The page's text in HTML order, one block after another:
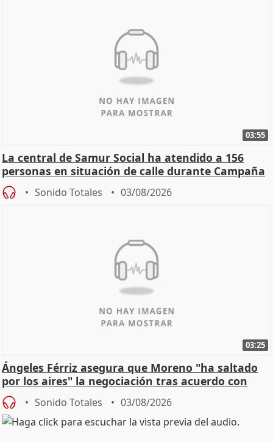
03:55
La central de Samur Social ha atendido a 156
personas en situación de calle durante Campaña
de Calor
Sonido Totales 03/08/2026
03:25
Ángeles Férriz asegura que Moreno "ha saltado
por los aires" la negociación tras acuerdo con
SMA
Sonido Totales 03/08/2026